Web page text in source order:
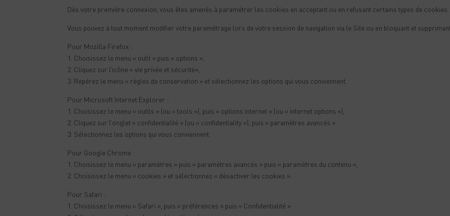
Dès votre première connexion, vous êtes amenés à paramétrer les cookies en acceptant ou en refusant certains types de cookies.
Vous pouvez à tout moment modifier votre paramétrage lors de votre session de navigation via le Site ou en bloquant et
Pour Mozilla Firefox :
1. Choisissez le menu « outil » puis « options »,
2. Cliquez sur l’icône « vie privée et sécurité»,
3. Repérez le menu « règles de conservation » et sélectionnez les options qui vous conviennent.
Pour Microsoft Internet Explorer :
1. Choisissez le menu « outils » (ou « tools »), puis « options internet » (ou « internet options »),
2. Cliquez sur l’onglet « confidentialité » (ou « confidentiality »), puis « paramètres avancés »
3. Sélectionnez les options qui vous conviennent.
Pour Google Chrome :
1. Choisissez le menu « paramètres » puis « paramètres avancés » puis « paramètres du contenu »,
2. Choisissez le menu « cookies » et sélectionnez « désactiver les cookies ».
Pour Safari :
1. Choisissez le menu « Safari », puis « préférences » puis « Confidentialité »